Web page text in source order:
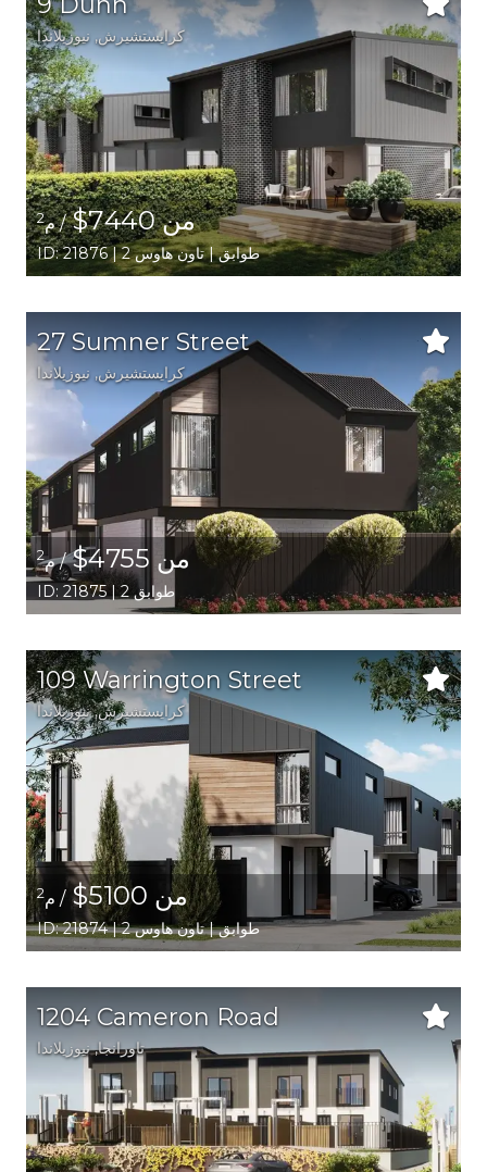
كرايستشيرش, نيوزيلاندا
من 7440$ / م2
ID: 21876 | 2 طوابق | تاون هاوس
27 Sumner Street
كرايستشيرش, نيوزيلاندا
من 4755$ / م2
ID: 21875 | 2 طوابق
109 Warrington Street
كرايستشيرش, نيوزيلاندا
من 5100$ / م2
ID: 21874 | 2 طوابق | تاون هاوس
1204 Cameron Road
تاورانجا, نيوزيلاندا